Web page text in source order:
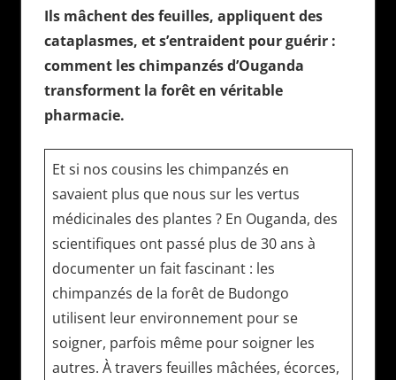
Ils mâchent des feuilles, appliquent des
cataplasmes, et s’entraident pour guérir :
comment les chimpanzés d’Ouganda
transforment la forêt en véritable
pharmacie.
Et si nos cousins les chimpanzés en
savaient plus que nous sur les vertus
médicinales des plantes ? En Ouganda, des
scientifiques ont passé plus de 30 ans à
documenter un fait fascinant : les
chimpanzés de la forêt de Budongo
utilisent leur environnement pour se
soigner, parfois même pour soigner les
autres. À travers feuilles mâchées, écorces,